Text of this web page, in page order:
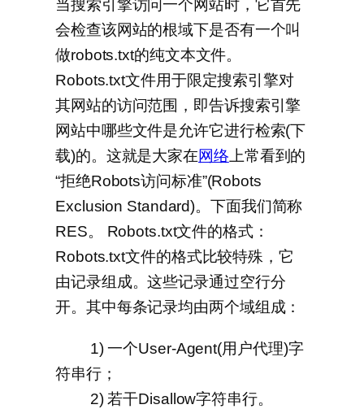
当搜索引擎访问一个网站时，它首先
会检查该网站的根域下是否有一个叫
做robots.txt的纯文本文件。
Robots.txt文件用于限定搜索引擎对
其网站的访问范围，即告诉搜索引擎
网站中哪些文件是允许它进行检索(下
载)的。这就是大家在网络 上常看到的
“拒绝Robots访问标准”(Robots
Exclusion Standard)。下面我们简称
RES。 Robots.txt文件的格式：
Robots.txt文件的格式比较特殊，它
由记录组成。这些记录通过空行分
开。其中每条记录均由两个域组成：
1) 一个User-Agent(用户代理)字
符串行；
2) 若干Disallow字符串行。